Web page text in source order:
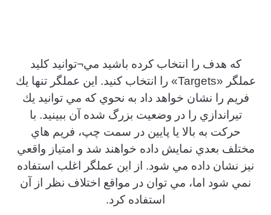
كه هدف را انتخاب كرده باشيد مي¬توانيد كليد
عملگر «Targets» را انتخاب كنيد. اين عملگر تنها يك
فريم را نشان خواهد داد به نحوي كه مي توانيد يك
تيراندازي را در وضعيت بزرگ شده آن ببينيد. با
حركت به بالا يا پايين در سمت چپ، فريم هاي
مختلف بعدي نمايش داده خواهند شد و امتياز واقعي
نيز نشان داده مي شود. از اين عملگر اغلب استفاده
نمي شود اما، مي توان در مواقع اختلاف نظر از آن
استفاده كرد.